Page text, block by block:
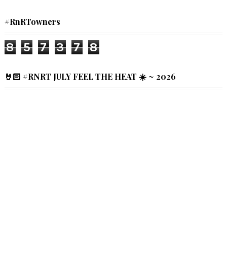
#RnRTowners
8 5 7 3 7 8
🤘🏻 #RNRT JULY FEEL THE HEAT ☀️ ~ 2026